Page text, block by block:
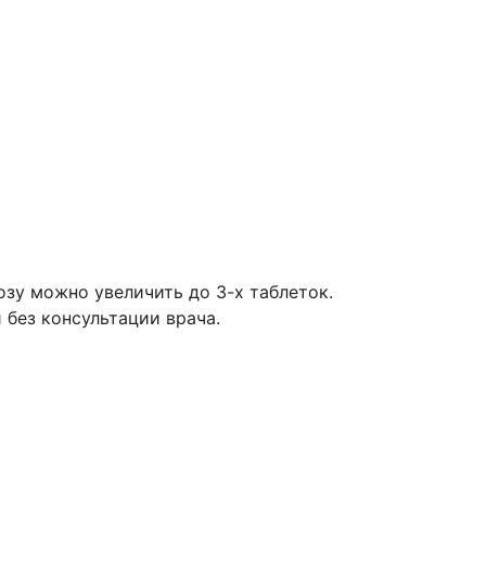
можно увеличить до 3-х таблеток.
консультации врача.